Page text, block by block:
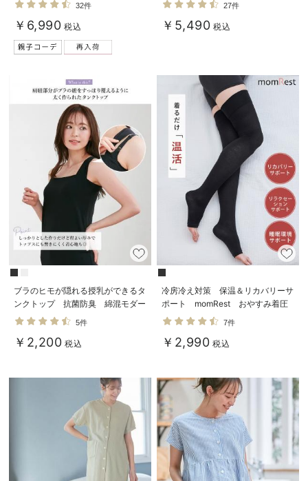
パジャマ【親子コーデ可】
32件
￥6,990 税込
27件
￥5,490 税込
ブラのヒモが隠れる授乳ができるタ
ンクトップ 抗菌防臭 綿混モダー
ル
5件
￥2,200 税込
冷房冷え対策 保温＆リカバリーサ
ポート momRest おやすみ着圧
ソックス efe×ANGELIEBEコラ
ボ 光電子 日本製
7件
￥2,990 税込
お気に入り商品を確認する